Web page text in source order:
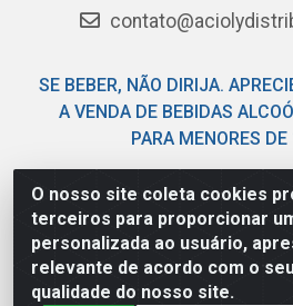
O nosso site coleta cookies
terceiros para proporcionar
personalizada ao usuário,
relevante de acordo com o
qualidade do nosso site.
SE BEBER, NÃO DIRIJA.
A VENDA DE BEBIDAS
PARA MENORES
Acioly Distribuidora - Av Piloto
Exposições - Parnamirim/RN -
06.029.901/